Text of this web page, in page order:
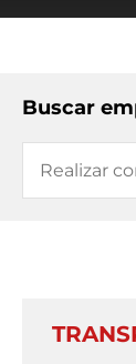
Buscar